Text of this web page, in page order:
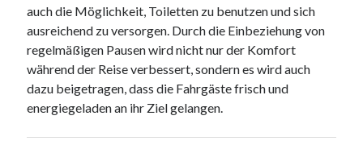
auch die Möglichkeit, Toiletten zu benutzen und sich
ausreichend zu versorgen. Durch die Einbeziehung von
regelmäßigen Pausen wird nicht nur der Komfort
während der Reise verbessert, sondern es wird auch
dazu beigetragen, dass die Fahrgäste frisch und
energiegeladen an ihr Ziel gelangen.